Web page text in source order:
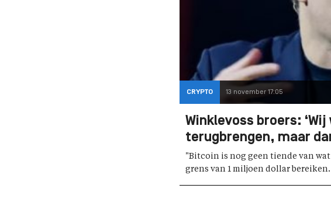
CRYPTO 13 november 17:05
Winklevoss broers:
terugbrengen, maar
"Bitcoin is nog geen tiende van
grens van 1 miljoen dollar